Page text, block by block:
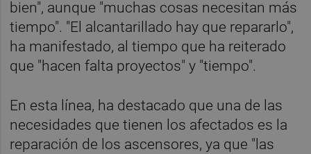
bien", aunque "muchas cosas necesitan más
tiempo". "El alcantarillado hay que repararlo",
ha manifestado, al tiempo que ha reiterado
que "hacen falta proyectos" y "tiempo".
En esta línea, ha destacado que una de las
necesidades que tienen los afectados es la
reparación de los ascensores, ya que "las